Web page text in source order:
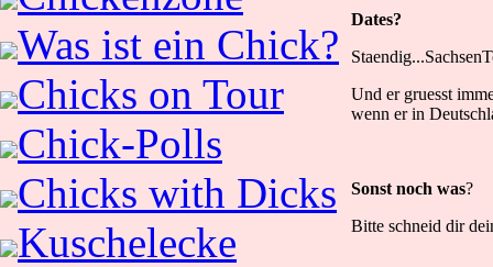
Was ist ein Chick?
Chicks on Tour
Chick-Polls
Chicks with Dicks
Kuschelecke
Dates?
Und er gruesst
wenn er in
Sonst noch was?
Bitte schneid dir